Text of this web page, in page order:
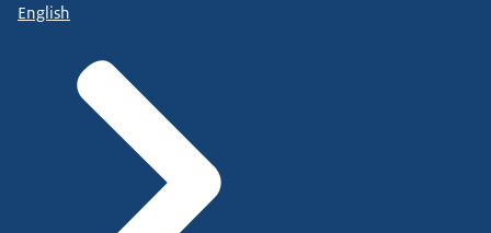
English